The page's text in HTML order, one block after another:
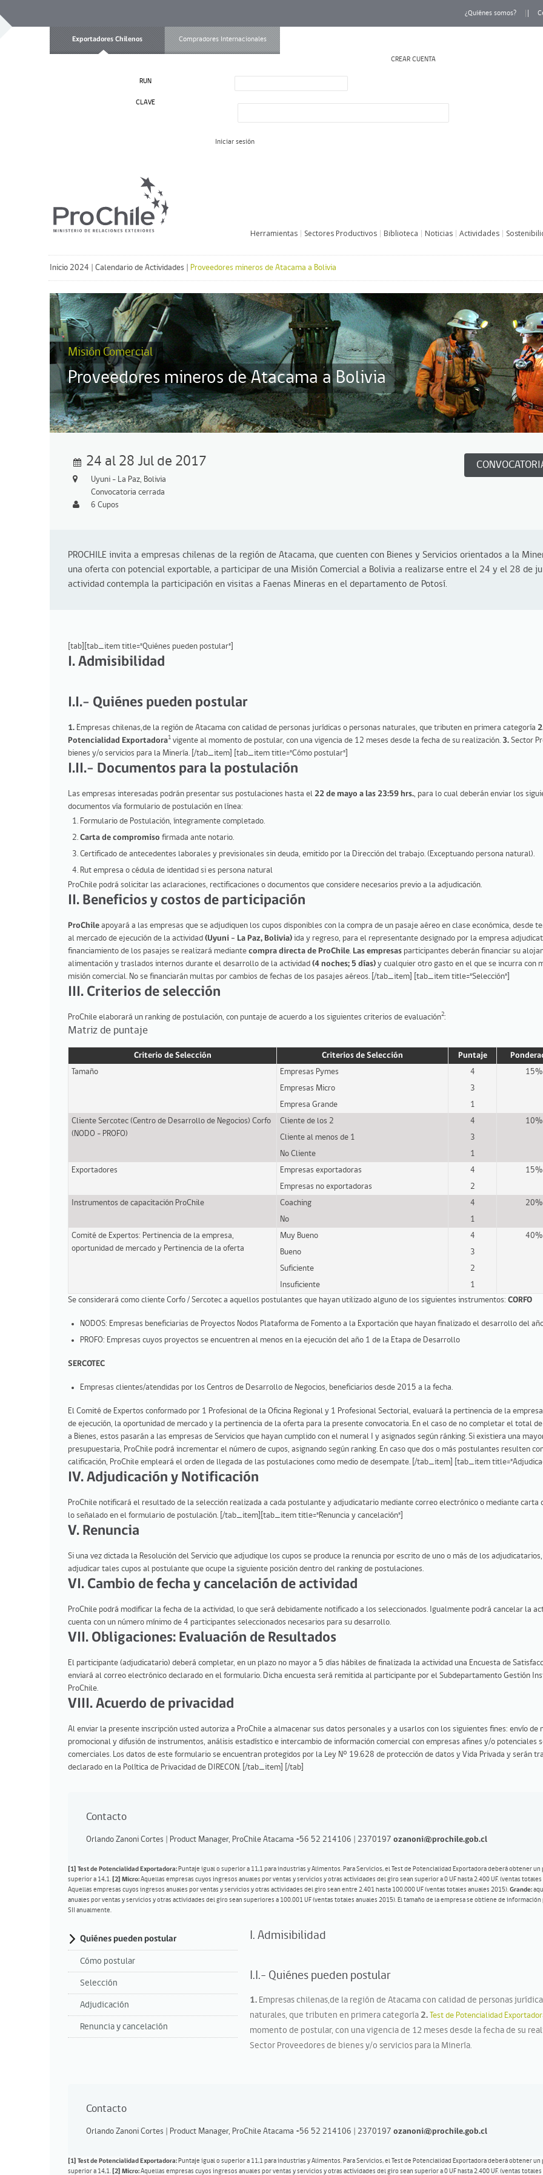
¿Quiénes somos?
Exportadores Chilenos Compradores Internacionales
CREAR CUENTA
RUN
CLAVE
Iniciar sesión
Herramientas Sectores Productivos Biblioteca Noticias Actividades
Inicio 2024 Calendario de Actividades Proveedores mineros de Atacama a Bolivia
Misión Comercial
Proveedores mineros de Atacama a Bolivia
24 al 28 Jul de 2017
Uyuni - La Paz, Bolivia
Convocatoria cerrada
6 Cupos
PROCHILE invita a empresas chilenas de la región de Atacama, que cuenten con Bienes y Servicios orientados a la
una oferta con potencial exportable, a participar de una Misión Comercial a Bolivia a realizarse entre el 24 y el 28 de
actividad contempla la participación en visitas a Faenas Mineras en el departamento de Potosí.
[tab][tab_item title="Quiénes pueden postular"]
I. Admisibilidad
I.I.- Quiénes pueden postular
1. Empresas chilenas,de la región de Atacama con calidad de personas jurídicas o personas naturales, que tributen en primera categoría
Potencialidad Exportadora1 vigente al momento de postular, con una vigencia de 12 meses desde la fecha de su realización. 3. Sector
bienes y/o servicios para la Minería. [/tab_item] [tab_item title="Cómo postular"]
I.II.- Documentos para la postulación
Las empresas interesadas podrán presentar sus postulaciones hasta el 22 de mayo a las 23:59 hrs., para lo cual deberán enviar los
documentos vía formulario de postulación en línea:
Formulario de Postulación, íntegramente completado.
Carta de compromiso firmada ante notario.
Certificado de antecedentes laborales y previsionales sin deuda, emitido por la Dirección del trabajo. (Exceptuando persona natural).
Rut empresa o cédula de identidad si es persona natural
ProChile podrá solicitar las aclaraciones, rectificaciones o documentos que considere necesarios previo a la adjudicación.
II. Beneficios y costos de participación
ProChile apoyará a las empresas que se adjudiquen los cupos disponibles con la compra de un pasaje aéreo en clase económica, desde
al mercado de ejecución de la actividad (Uyuni - La Paz, Bolivia) ida y regreso, para el representante designado por la empresa
financiamiento de los pasajes se realizará mediante compra directa de ProChile. Las empresas participantes deberán financiar su
alimentación y traslados internos durante el desarrollo de la actividad (4 noches; 5 días) y cualquier otro gasto en el que se incurra con
misión comercial. No se financiarán multas por cambios de fechas de los pasajes aéreos. [/tab_item] [tab_item title="Selección"]
III. Criterios de selección
ProChile elaborará un ranking de postulación, con puntaje de acuerdo a los siguientes criterios de evaluación2:
Matriz de puntaje
Criterio de Selección Criterios de Selección Puntaje
Tamaño
Empresas Pymes 4
15%
Empresas Micro
3
Empresa Grande
1
Cliente Sercotec (Centro de Desarrollo de Negocios) Corfo
(NODO - PROFO)
Cliente de los 2 4
10%
Cliente al menos de 1
3
No Cliente
1
Exportadores
Empresas exportadoras 4
15%
Empresas no exportadoras
2
Instrumentos de capacitación ProChile
Coaching 4
20%
No
1
Comité de Expertos: Pertinencia de la empresa,
oportunidad de mercado y Pertinencia de la oferta
Muy Bueno 4
40%
Bueno
3
Suficiente
2
Insuficiente
1
Se considerará como cliente Corfo / Sercotec a aquellos postulantes que hayan utilizado alguno de los siguientes instrumentos: CORFO
NODOS: Empresas beneficiarias de Proyectos Nodos Plataforma de Fomento a la Exportación que hayan finalizado el desarrollo del
PROFO: Empresas cuyos proyectos se encuentren al menos en la ejecución del año 1 de la Etapa de Desarrollo
SERCOTEC
Empresas clientes/atendidas por los Centros de Desarrollo de Negocios, beneficiarios desde 2015 a la fecha.
El Comité de Expertos conformado por 1 Profesional de la Oficina Regional y 1 Profesional Sectorial, evaluará la pertinencia de la
de ejecución, la oportunidad de mercado y la pertinencia de la oferta para la presente convocatoria. En el caso de no completar el total
a Bienes, estos pasarán a las empresas de Servicios que hayan cumplido con el numeral I y asignados según ránking. Si existiera una
presupuestaria, ProChile podrá incrementar el número de cupos, asignando según ranking. En caso que dos o más postulantes resulten
calificación, ProChile empleará el orden de llegada de las postulaciones como medio de desempate. [/tab_item] [tab_item
IV. Adjudicación y Notificación
ProChile notificará el resultado de la selección realizada a cada postulante y adjudicatario mediante correo electrónico o mediante carta
lo señalado en el formulario de postulación. [/tab_item][tab_item title="Renuncia y cancelación"]
V. Renuncia
Si una vez dictada la Resolución del Servicio que adjudique los cupos se produce la renuncia por escrito de uno o más de los
adjudicar tales cupos al postulante que ocupe la siguiente posición dentro del ranking de postulaciones.
VI. Cambio de fecha y cancelación de actividad
ProChile podrá modificar la fecha de la actividad, lo que será debidamente notificado a los seleccionados. Igualmente podrá cancelar la
cuenta con un número mínimo de 4 participantes seleccionados necesarios para su desarrollo.
VII. Obligaciones: Evaluación de Resultados
El participante (adjudicatario) deberá completar, en un plazo no mayor a 5 días hábiles de finalizada la actividad una Encuesta de
enviará al correo electrónico declarado en el formulario. Dicha encuesta será remitida al participante por el Subdepartamento Gestión
ProChile.
VIII. Acuerdo de privacidad
Al enviar la presente inscripción usted autoriza a ProChile a almacenar sus datos personales y a usarlos con los siguientes fines: envío de
promocional y difusión de instrumentos, análisis estadístico e intercambio de información comercial con empresas afines y/o potenciales
comerciales. Los datos de este formulario se encuentran protegidos por la Ley N° 19.628 de protección de datos y Vida Privada y serán
declarado en la Política de Privacidad de DIRECON. [/tab_item] [/tab]
Contacto
Orlando Zanoni Cortes | Product Manager, ProChile Atacama +56 52 214106 | 2370197 ozanoni@prochile.gob.cl
[1] Test de Potencialidad Exportadora: Puntaje igual o superior a 11,1 para industrias y Alimentos. Para Servicios, el Test de Potencialidad Exportadora deberá obtener
superior a 14,1. [2] Micro:Aquellas empresas cuyos ingresos anuales por ventas y servicios y otras actividades del giro sean superior a 0 UF hasta 2.400 UF. (ventas
Aquellas empresas cuyos ingresos anuales por ventas y servicios y otras actividades del giro sean entre 2.401 hasta 100.000 UF (ventas totales anuales 2015).Grande:
anuales por ventas y servicios y otras actividades del giro sean superiores a 100.001 UF (ventas totales anuales 2015). El tamaño de la empresa se obtiene de
SII anualmente.
Quiénes pueden postular
Cómo postular
Selección
Adjudicación
Renuncia y cancelación
I. Admisibilidad
I.I.- Quiénes pueden postular
1. Empresas chilenas,de la región de Atacama con calidad de personas
naturales, que tributen en primera categoría 2. Test de Potencialidad
momento de postular, con una vigencia de 12 meses desde la fecha de su
Sector Proveedores de bienes y/o servicios para la Minería.
Contacto
Orlando Zanoni Cortes | Product Manager, ProChile Atacama +56 52 214106 | 2370197 ozanoni@prochile.gob.cl
[1] Test de Potencialidad Exportadora: Puntaje igual o superior a 11,1 para industrias y Alimentos. Para Servicios, el Test de Potencialidad Exportadora deberá obtener
superior a 14,1. [2] Micro:Aquellas empresas cuyos ingresos anuales por ventas y servicios y otras actividades del giro sean superior a 0 UF hasta 2.400 UF. (ventas